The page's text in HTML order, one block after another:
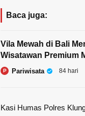
Baca juga:
Vila Mewah di Bali
Wisatawan Premium
P Pariwisata 84 hari
Kasi Humas Polres